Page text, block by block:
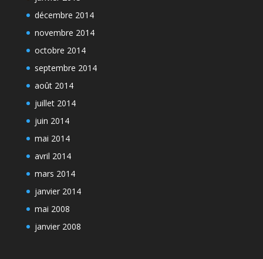
décembre 2014
novembre 2014
octobre 2014
septembre 2014
août 2014
juillet 2014
juin 2014
mai 2014
avril 2014
mars 2014
janvier 2014
mai 2008
janvier 2008